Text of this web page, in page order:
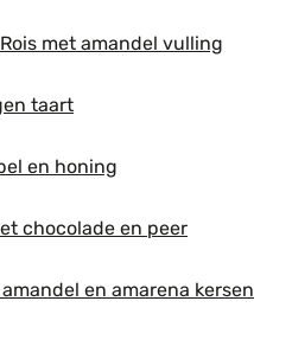
met amandel vulling
taart
en honing
chocolade en peer
en amarena kersen